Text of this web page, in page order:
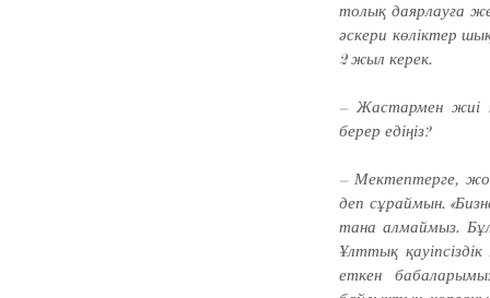
толық даяр­лауға
әс­кери көліктер
2 жыл керек.
– Жастармен жиі
берер едіңіз?
– Мектептерге,
деп сұраймын.
тана алмаймыз.
Ұлт­тық
еткен